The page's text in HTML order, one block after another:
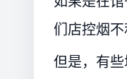
们店控烟
但是，有